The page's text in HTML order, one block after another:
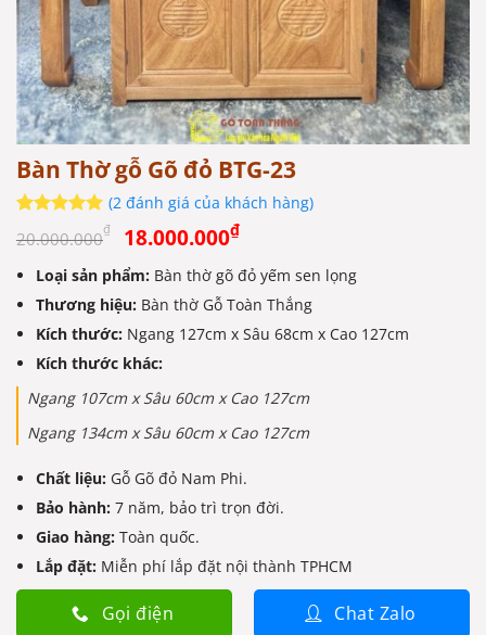
Bàn Thờ gỗ Gõ đỏ BTG-23
dựa trên
(2 đánh giá của khách hàng)
20.000.000₫ Giá
gốc
là:
20.000.000₫.
18.000.000₫Giá
hiện
tại
là:
18.000.000₫.
Loại sản phẩm: Bàn thờ gõ đỏ yếm sen lọng
Thương hiệu: Bàn thờ Gỗ Toàn Thắng
Kích thước: Ngang 127cm x Sâu 68cm x Cao 127cm
Kích thước khác:
Ngang 107cm x Sâu 60cm x Cao 127cm
Ngang 134cm x Sâu 60cm x Cao 127cm
Chất liệu: Gỗ Gõ đỏ Nam Phi.
Bảo hành: 7 năm, bảo trì trọn đời.
Giao hàng: Toàn quốc.
Lắp đặt: Miễn phí lắp đặt nội thành TPHCM
Gọi điện Chat Zalo